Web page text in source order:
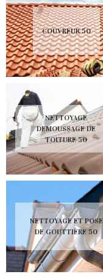
COUVREUR 50
NETTOYAGE
DEMOUSSAGE DE
TOITURE 50
NETTOYAGE ET POSE
DE GOUTTIÈRE 50